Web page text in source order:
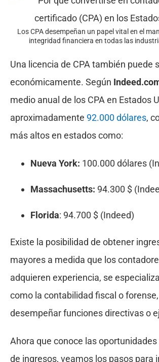
Los CPA desempeñan un papel vital en el
integridad financiera en todas las
Una licencia de CPA también puede
económicamente. Según
medio anual de los CPA en Estados
aproximadamente 92.000 dólares,
más altos en estados como:
Nueva York: 100.000 dólares
Massachusetts: 94.300 $
Florida: 94.700 $ (Indeed)
Existe la posibilidad de obtener
mayores a medida que los
adquieren experiencia, se
como la contabilidad fiscal o
desempeñar funciones directivas o
Ahora que conoce las oportunidades
de ingresos, veamos los pasos para